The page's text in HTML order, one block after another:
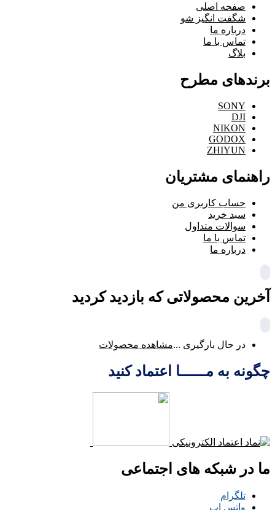
صفحه اصلی
شگفت انگیز شو
درباره ما
تماس با ما
بلاگ
برندهای مطرح
SONY
DJI
NIKON
GODOX
ZHIYUN
راهنمای مشتریان
حساب کاربری من
سبد خرید
سوالات متداول
تماس با ما
درباره ما
آخرین محصولاتی که بازدید کردید
در حال بارگیری ...مشاهده محصولات
چگونه به مــــــا اعتماد کنید
ما در شبکه های اجتماعی
تلگرام
واتس اپ